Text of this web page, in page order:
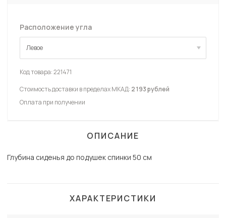
Расположение угла
Левое
Левое
Код товара:221471
Стоимость доставки в пределах МКАД: 2 193 рублей
Оплата при получении
ОПИСАНИЕ
Глубина сиденья до подушек спинки 50 см
ХАРАКТЕРИСТИКИ